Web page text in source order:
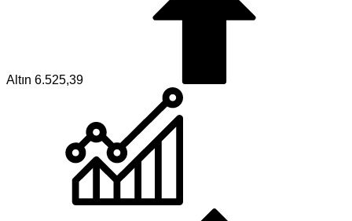
Altın 6.525,39